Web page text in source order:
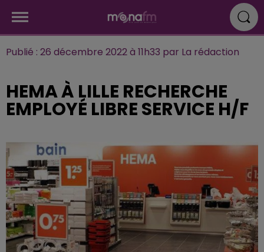
Publié : 26 décembre 2022 à 11h33 par La rédaction
HEMA À LILLE RECHERCHE
EMPLOYÉ LIBRE SERVICE H/F